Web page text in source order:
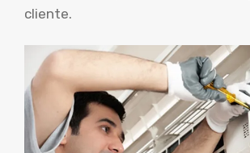
cliente.